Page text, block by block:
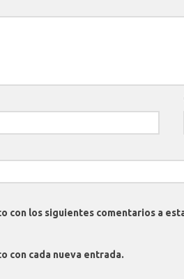
con los siguientes comentarios a
con cada nueva entrada.